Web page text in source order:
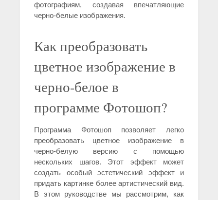
фотографиям, создавая впечатляющие
черно-белые изображения.
Как преобразовать
цветное изображение в
черно-белое в
программе Фотошоп?
Программа Фотошоп позволяет легко
преобразовать цветное изображение в
черно-белую версию с помощью
нескольких шагов. Этот эффект может
создать особый эстетический эффект и
придать картинке более артистический вид.
В этом руководстве мы рассмотрим, как